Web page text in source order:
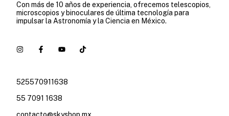
Con más de 10 años de experiencia, ofrecemos telescopios,
microscopios y binoculares de última tecnología para
impulsar la Astronomía y la Ciencia en México.
525570911638
55 7091 1638